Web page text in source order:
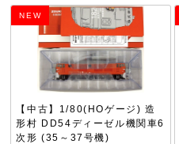
NEW
【中古】1/80(HOゲージ) 造
形村 DD54ディーゼル機関車6
次形 (35～37号機)